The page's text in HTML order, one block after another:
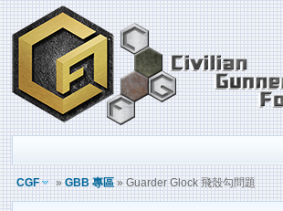
CGF »GBB 專區» Guarder Glock 飛殼勾問題